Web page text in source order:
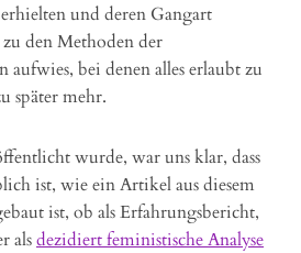
und deren Gangart
den Methoden der
aufwies, bei denen alles erlaubt zu
später mehr.
wurde, war uns klar, dass
ist, wie ein Artikel aus diesem
ist, ob als Erfahrungsbericht,
alsdezidiert feministische Analyse